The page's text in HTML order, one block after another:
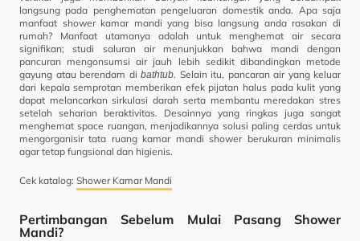
langsung pada penghematan pengeluaran domestik anda. Apa saja
manfaat shower kamar mandi yang bisa langsung anda rasakan di
rumah? Manfaat utamanya adalah untuk menghemat air secara
signifikan; studi saluran air menunjukkan bahwa mandi dengan
pancuran mengonsumsi air jauh lebih sedikit dibandingkan metode
gayung atau berendam di bathtub. Selain itu, pancaran air yang keluar
dari kepala semprotan memberikan efek pijatan halus pada kulit yang
dapat melancarkan sirkulasi darah serta membantu meredakan stres
setelah seharian beraktivitas. Desainnya yang ringkas juga sangat
menghemat space ruangan, menjadikannya solusi paling cerdas untuk
mengorganisir tata ruang kamar mandi shower berukuran minimalis
agar tetap fungsional dan higienis.
Cek katalog: Shower Kamar Mandi
Pertimbangan Sebelum Mulai Pasang Shower
Mandi?